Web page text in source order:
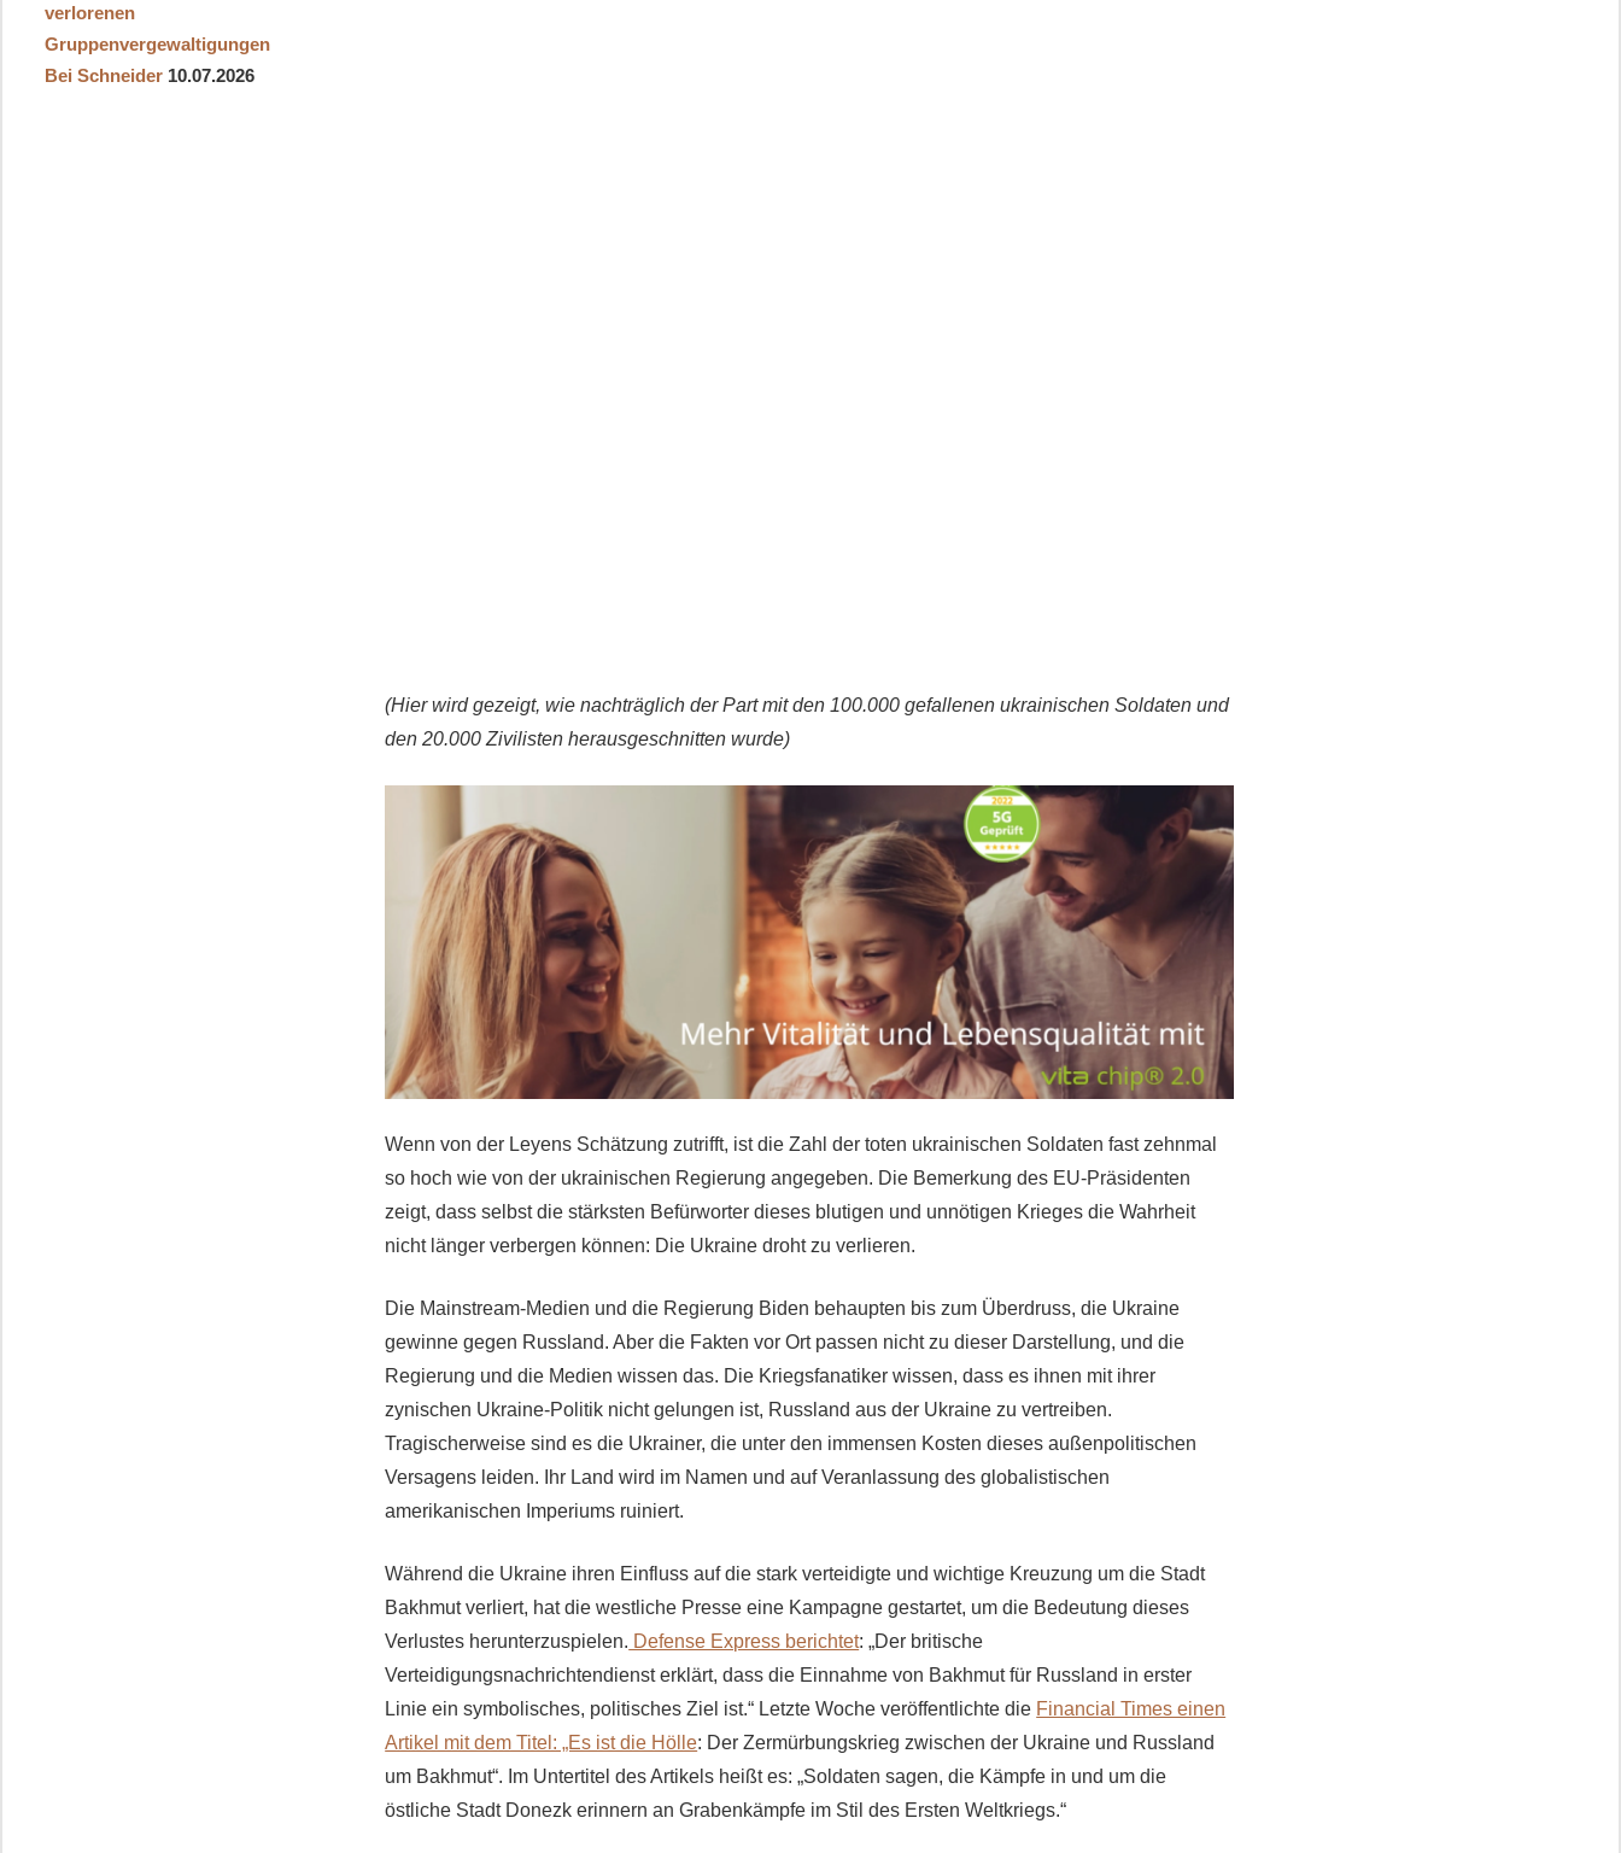
(Hier wird gezeigt, wie nachträglich der Part mit den 100.000 gefallenen ukrainischen Soldaten und
den 20.000 Zivilisten herausgeschnitten wurde)
Wenn von der Leyens Schätzung zutrifft, ist die Zahl der toten ukrainischen Soldaten fast zehnmal
so hoch wie von der ukrainischen Regierung angegeben. Die Bemerkung des EU-Präsidenten
zeigt, dass selbst die stärksten Befürworter dieses blutigen und unnötigen Krieges die Wahrheit
nicht länger verbergen können: Die Ukraine droht zu verlieren.
Die Mainstream-Medien und die Regierung Biden behaupten bis zum Überdruss, die Ukraine
gewinne gegen Russland. Aber die Fakten vor Ort passen nicht zu dieser Darstellung, und die
Regierung und die Medien wissen das. Die Kriegsfanatiker wissen, dass es ihnen mit ihrer
zynischen Ukraine-Politik nicht gelungen ist, Russland aus der Ukraine zu vertreiben.
Tragischerweise sind es die Ukrainer, die unter den immensen Kosten dieses außenpolitischen
Versagens leiden. Ihr Land wird im Namen und auf Veranlassung des globalistischen
amerikanischen Imperiums ruiniert.
Während die Ukraine ihren Einfluss auf die stark verteidigte und wichtige Kreuzung um die Stadt
Bakhmut verliert, hat die westliche Presse eine Kampagne gestartet, um die Bedeutung dieses
Verlustes herunterzuspielen. Defense Express berichtet: „Der britische
Verteidigungsnachrichtendienst erklärt, dass die Einnahme von Bakhmut für Russland in erster
Linie ein symbolisches, politisches Ziel ist.“ Letzte Woche veröffentlichte die Financial Times einen
Artikel mit dem Titel: „Es ist die Hölle: Der Zermürbungskrieg zwischen der Ukraine und Russland
um Bakhmut“. Im Untertitel des Artikels heißt es: „Soldaten sagen, die Kämpfe in und um die
östliche Stadt Donezk erinnern an Grabenkämpfe im Stil des Ersten Weltkriegs.“
verlorenen
Gruppenvergewaltigungen
Bei Schneider 10.07.2026